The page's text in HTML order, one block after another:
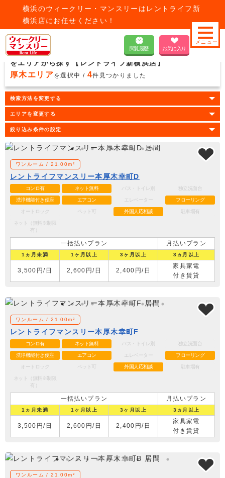
横浜のウィークリー・マンスリーはレントライフ新
横浜店にお任せください！
閲覧履歴 お気に入り
厚木市の厚木エリアウィークリー・マンスリーマンション
をエリアから探す【レントライフ新横浜店】
厚木エリアを選択中 / 4件見つかりました
検索方法を変更する
エリアを変更する
絞り込み条件の設定
ワンルーム / 21.00m²
レントライフマンスリー本厚木幸町D
コンロ有 ネット無料 バス・トイレ別 独立洗面台
洗浄機能付き便座 エアコン エレベーター フローリング
オートロック ペット可 外国人応相談 駐車場有
ネット（無料※制限
有）
一括払いプラン 月払いプラン
1ヵ月未満 1ヶ月以上 3ヶ月以上 3ヵ月以上
3,500円/日 2,600円/日 2,400円/日
家具家電
付き賃貸
ワンルーム / 21.00m²
レントライフマンスリー本厚木幸町F
コンロ有 ネット無料 バス・トイレ別 独立洗面台
洗浄機能付き便座 エアコン エレベーター フローリング
オートロック ペット可 外国人応相談 駐車場有
ネット（無料※制限
有）
一括払いプラン 月払いプラン
1ヵ月未満 1ヶ月以上 3ヶ月以上 3ヵ月以上
3,500円/日 2,600円/日 2,400円/日
家具家電
付き賃貸
ワンルーム / 21.00m²